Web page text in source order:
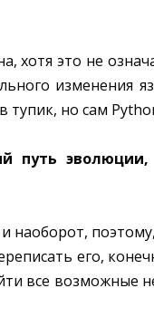
хотя это не
изменения
но сам
путь эволюции,
наоборот,
его,
все возможные